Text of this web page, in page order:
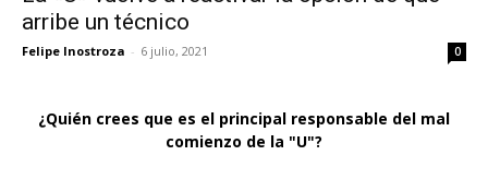
arribe un técnico
Felipe Inostroza - 6 julio, 2021 0
¿Quién crees que es el principal responsable del mal
comienzo de la "U"?